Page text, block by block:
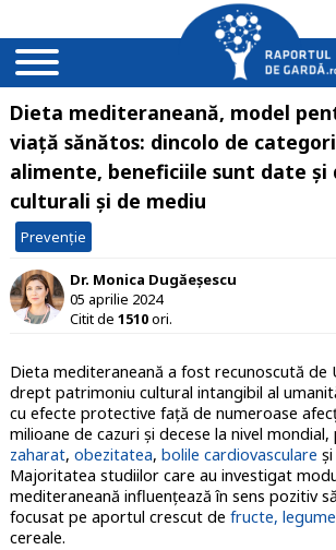
Dieta mediteraneană, model
viață sănătos: dincolo de
alimente, beneficiile sunt date
culturali și de mediu
Prevenție
Dr. Monica Dugăeșescu
05 aprilie 2024
Citit de 1510ori.
Dieta mediteraneană a fost recunoscută de
drept patrimoniu cultural intangibil al
cu efecte protective faţă de numeroase
milioane de cazuri şi decese la nivel mondial,
zaharat, obezitatea, bolile cardiovasculare şi
Majoritatea studiilor care au investigat
mediteraneană influenţează în sens pozitiv
focusat pe aportul crescut de fructe, legume
cereale.